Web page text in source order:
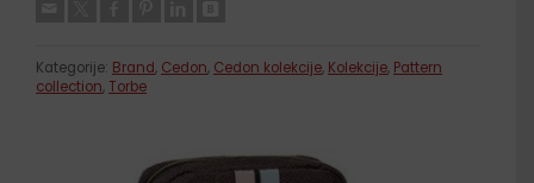
Kategorije: Brand, Cedon, Cedon kolekcije, Kolekcije, Pattern
collection, Torbe